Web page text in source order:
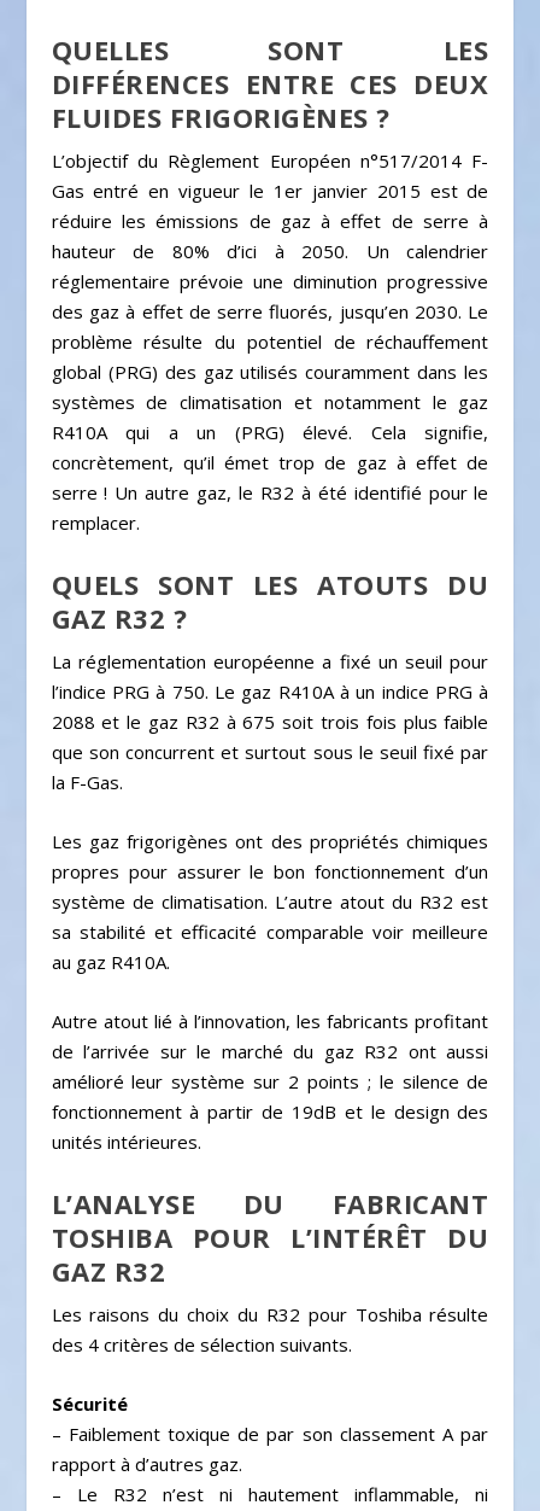
QUELLES SONT LES
DIFFÉRENCES ENTRE CES DEUX
FLUIDES FRIGORIGÈNES ?
L’objectif du Règlement Européen n°517/2014 F-
Gas entré en vigueur le 1 erjanvier 2015 est de
réduire les émissions de gaz à effet de serre à
hauteur de 80% d’ici à 2050. Un calendrier
réglementaire prévoie une diminution progressive
des gaz à effet de serre fluorés, jusqu’en 2030. Le
problème résulte du potentiel de réchauffement
global (PRG) des gaz utilisés couramment dans les
systèmes de climatisation et notamment le gaz
R410A qui a un (PRG) élevé. Cela signifie,
concrètement, qu’il émet trop de gaz à effet de
serre ! Un autre gaz, le R32 à été identifié pour le
remplacer.
QUELS SONT LES ATOUTS DU
GAZ R32 ?
La réglementation européenne a fixé un seuil pour
l’indice PRG à 750. Le gaz R410A à un indice PRG à
2088 et le gaz R32 à 675 soit trois fois plus faible
que son concurrent et surtout sous le seuil fixé par
la F-Gas.
Les gaz frigorigènes ont des propriétés chimiques
propres pour assurer le bon fonctionnement d’un
système de climatisation. L’autre atout du R32 est
sa stabilité et efficacité comparable voir meilleure
au gaz R410A.
Autre atout lié à l’innovation, les fabricants profitant
de l’arrivée sur le marché du gaz R32 ont aussi
amélioré leur système sur 2 points ; le silence de
fonctionnement à partir de 19dB et le design des
unités intérieures.
L’ANALYSE DU FABRICANT
TOSHIBA POUR L’INTÉRÊT DU
GAZ R32
Les raisons du choix du R32 pour Toshiba résulte
des 4 critères de sélection suivants.
Sécurité
– Faiblement toxique de par son classement A par
rapport à d’autres gaz.
– Le R32 n’est ni hautement inflammable, ni